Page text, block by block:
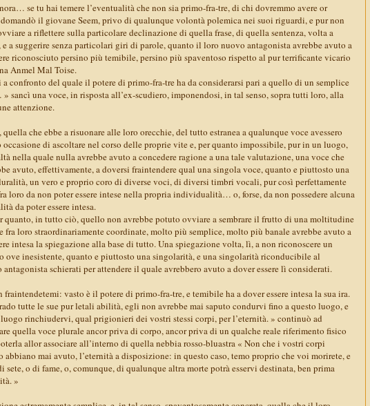
se tu hai temere l’eventualità che non sia primo-fra-tre, di chi dovremmo avere or
il giovane Seem, privo di qualunque volontà polemica nei suoi riguardi, e pur non
a riflettere sulla particolare declinazione di quella frase, di quella sentenza, volta a
e a suggerire senza particolari giri di parole, quanto il loro nuovo antagonista avrebbe avuto a
riconosciuto persino più temibile, persino più spaventoso rispetto al pur terrificante vicario
Anmel Mal Toise.
confronto del quale il potere di primo-fra-tre ha da considerarsi pari a quello di un semplice
sancì una voce, in risposta all’ex-scudiero, imponendosi, in tal senso, sopra tutti loro, alla
attenzione.
quella che ebbe a risuonare alle loro orecchie, del tutto estranea a qualunque voce avessero
occasione di ascoltare nel corso delle proprie vite e, per quanto impossibile, pur in un luogo,
nella quale nulla avrebbe avuto a concedere ragione a una tale valutazione, una voce che
avuto, effettivamente, a doversi fraintendere qual una singola voce, quanto e piuttosto una
un vero e proprio coro di diverse voci, di diversi timbri vocali, pur così perfettamente
loro da non poter essere intese nella propria individualità… o, forse, da non possedere alcuna
da poter essere intesa.
quanto, in tutto ciò, quello non avrebbe potuto ovviare a sembrare il frutto di una moltitudine
fra loro straordinariamente coordinate, molto più semplice, molto più banale avrebbe avuto a
intesa la spiegazione alla base di tutto. Una spiegazione volta, lì, a non riconoscere un
ove inesistente, quanto e piuttosto una singolarità, e una singolarità riconducibile al
antagonista schierati per attendere il quale avrebbero avuto a dover essere lì considerati.
vasto è il potere di primo-fra-tre, e temibile ha a dover essere intesa la sua ira.
tutte le sue pur letali abilità, egli non avrebbe mai saputo condurvi fino a questo luogo, e
rinchiudervi, qual prigionieri dei vostri stessi corpi, per l’eternità. » continuò ad
quella voce plurale ancor priva di corpo, ancor priva di un qualche reale riferimento fisico
allor associare all’interno di quella nebbia rosso-bluastra « Non che i vostri corpi
abbiano mai avuto, l’eternità a disposizione: in questo caso, temo proprio che voi morirete, e
sete, o di fame, o, comunque, di qualunque altra morte potrà esservi destinata, ben prima
»